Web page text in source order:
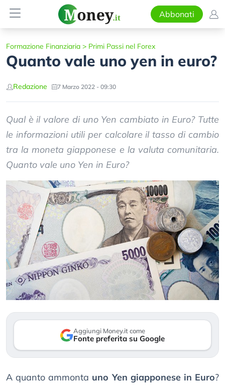
Abbonati
Formazione Finanziaria > Primi Passi nel Forex
Quanto vale uno yen in euro?
Redazione 7 Marzo 2022 - 09:30
Qual è il valore di uno Yen cambiato in Euro? Tutte
le informazioni utili per calcolare il tasso di cambio
tra la moneta giapponese e la valuta comunitaria.
Quanto vale uno Yen in Euro?
Aggiungi Money.it come
Fonte preferita su Google
A quanto ammonta uno Yen giapponese in Euro?